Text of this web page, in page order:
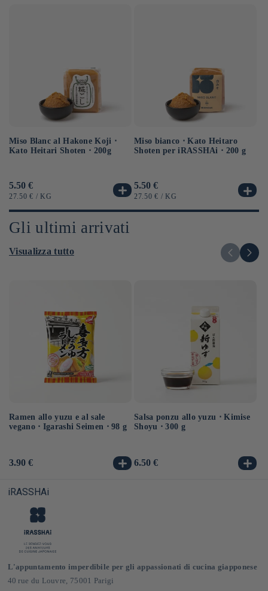
Miso Blanc al Hakone Koji ⋅
Kato Heitari Shoten ⋅ 200g
Prezzo
di
5.50 €
PREZZO
27.50 € / PER
KG
Miso bianco ⋅ Kato Heitaro
Shoten per iRASSHAi ⋅ 200 g
Prezzo
di
5.50 €
PREZZO
27.50 € / PER
KG
Gli ultimi arrivati
Visualizza tutto
Ramen allo yuzu e al sale
vegano ⋅ Igarashi Seimen ⋅ 98 g
Prezzo
3.90 €
Salsa ponzu allo yuzu ⋅ Kimise
Shoyu ⋅ 300 g
Prezzo
6.50 €
iRASSHAi
L'appuntamento imperdibile per gli appassionati di cucina giapponese
40 rue du Louvre, 75001 Parigi